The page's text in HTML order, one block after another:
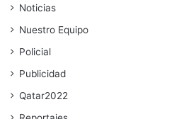
Noticias
Nuestro Equipo
Policial
Publicidad
Qatar2022